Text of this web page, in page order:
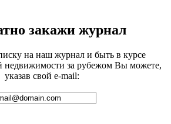
закажи журнал
на наш журнал и быть в курсе
недвижимости за рубежом Вы можете,
указав свой e-mail: